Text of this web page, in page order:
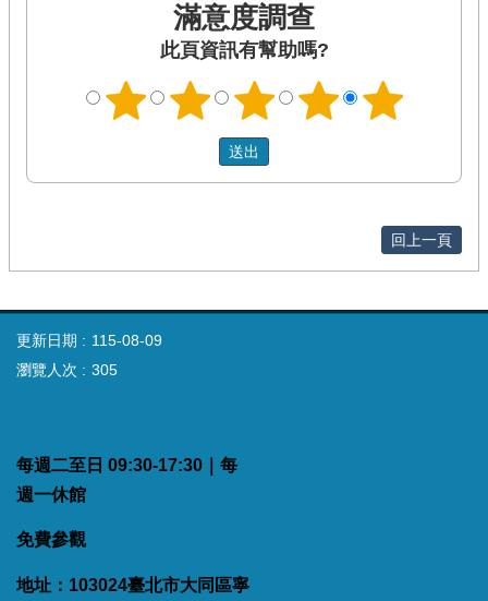
滿意度調查
此頁資訊有幫助嗎?
回上一頁
更新日期
115-08-09
瀏覽人次
305
每週二至日 09:30-17:30｜每
週一休館
免費參觀
地址：103024臺北市大同區寧